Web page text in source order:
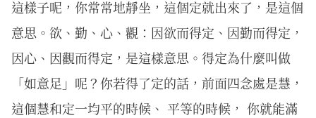
這樣子呢，你常常地靜坐，這個定就出來了，是這個
意思。欲、勤、心、觀：因欲而得定、因勤而得定，
因心、因觀而得定，是這樣意思。得定為什麼叫做
「如意足」呢？你若得了定的話，前面四念處是慧，
這個慧和定一均平的時候、 平等的時候， 你就能滿